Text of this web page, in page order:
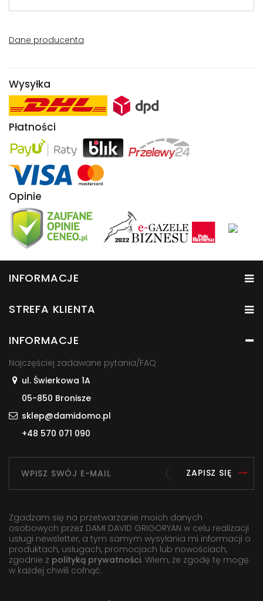
Dane producenta
Wysyłka
Płatności
Opinie
INFORMACJE
STREFA KLIENTA
INFORMACJE
Najczęściej zadawane pytania/FAQ
ul. Świerkowa 1A
05-850 Bronisze
sklep@damidomo.pl
+48 570 071 090
ZAPISZ SIĘ
Zgadzam się na przetwarzanie moich danych
osobowych przez DAMI DAVID GRIGORYAN w celu realizacji
usługi newsletter, a tym samym wysyłania mi informacji o
produktach, usługach, promocjach lub nowościach,
zgodnie z polityką prywatności. Wiem, że zgodę tę mogę
w każdej chwili cofnąć.